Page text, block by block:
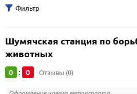
Шумячская станция по
животных
0 : 0 Отзывы (0)